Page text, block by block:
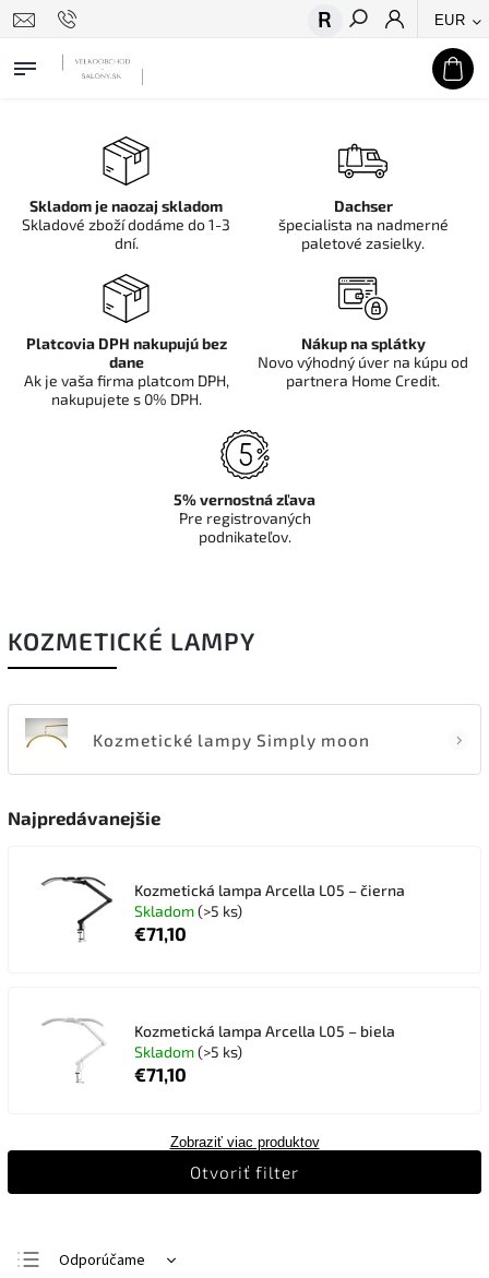
EUR
Hľadať
KOZMETICKÉ LAMPY
Kozmetické lampy Simply moon
Najpredávanejšie
Kozmetická lampa Arcella L05 – čierna
Skladom(>5 ks)
€71,10
Kozmetická lampa Arcella L05 – biela
Skladom(>5 ks)
€71,10
Zobraziť viac produktov
Odporúčame
Otvoriť filter
Skladom je naozaj skladom
Skladové zboží dodáme do 1-3
dní.
Dachser
špecialista na nadmerné
paletové zasielky.
Platcovia DPH nakupujú bez
dane
Ak je vaša firma platcom DPH,
nakupujete s 0% DPH.
Nákup na splátky
Novo výhodný úver na kúpu od
partnera Home Credit.
5% vernostná zľava
Pre registrovaných
podnikateľov.